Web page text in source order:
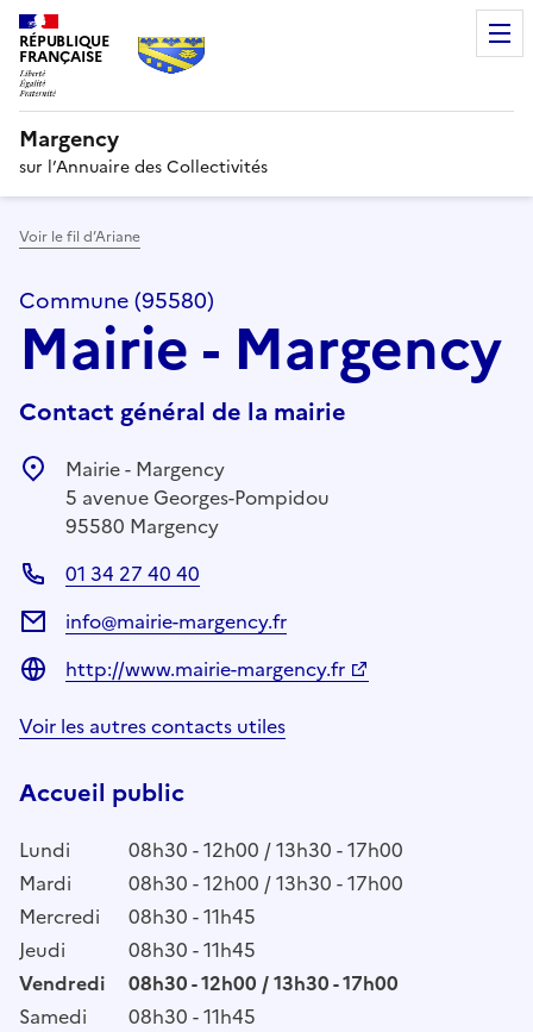
RÉPUBLIQUE
FRANÇAISE
Margency
sur l’Annuaire des Collectivités
Voir le fil d’Ariane
Commune (95580)
Mairie - Margency
Contact général de la mairie
Mairie - Margency
5 avenue Georges-Pompidou
95580 Margency
01 34 27 40 40
info@mairie-margency.fr
http://www.mairie-margency.fr
Voir les autres contacts utiles
Accueil public
Lundi
08h30 - 12h00 / 13h30 - 17h00
Mardi
08h30 - 12h00 / 13h30 - 17h00
Mercredi
08h30 - 11h45
Jeudi
08h30 - 11h45
Vendredi
08h30 - 12h00 / 13h30 - 17h00
Samedi
08h30 - 11h45